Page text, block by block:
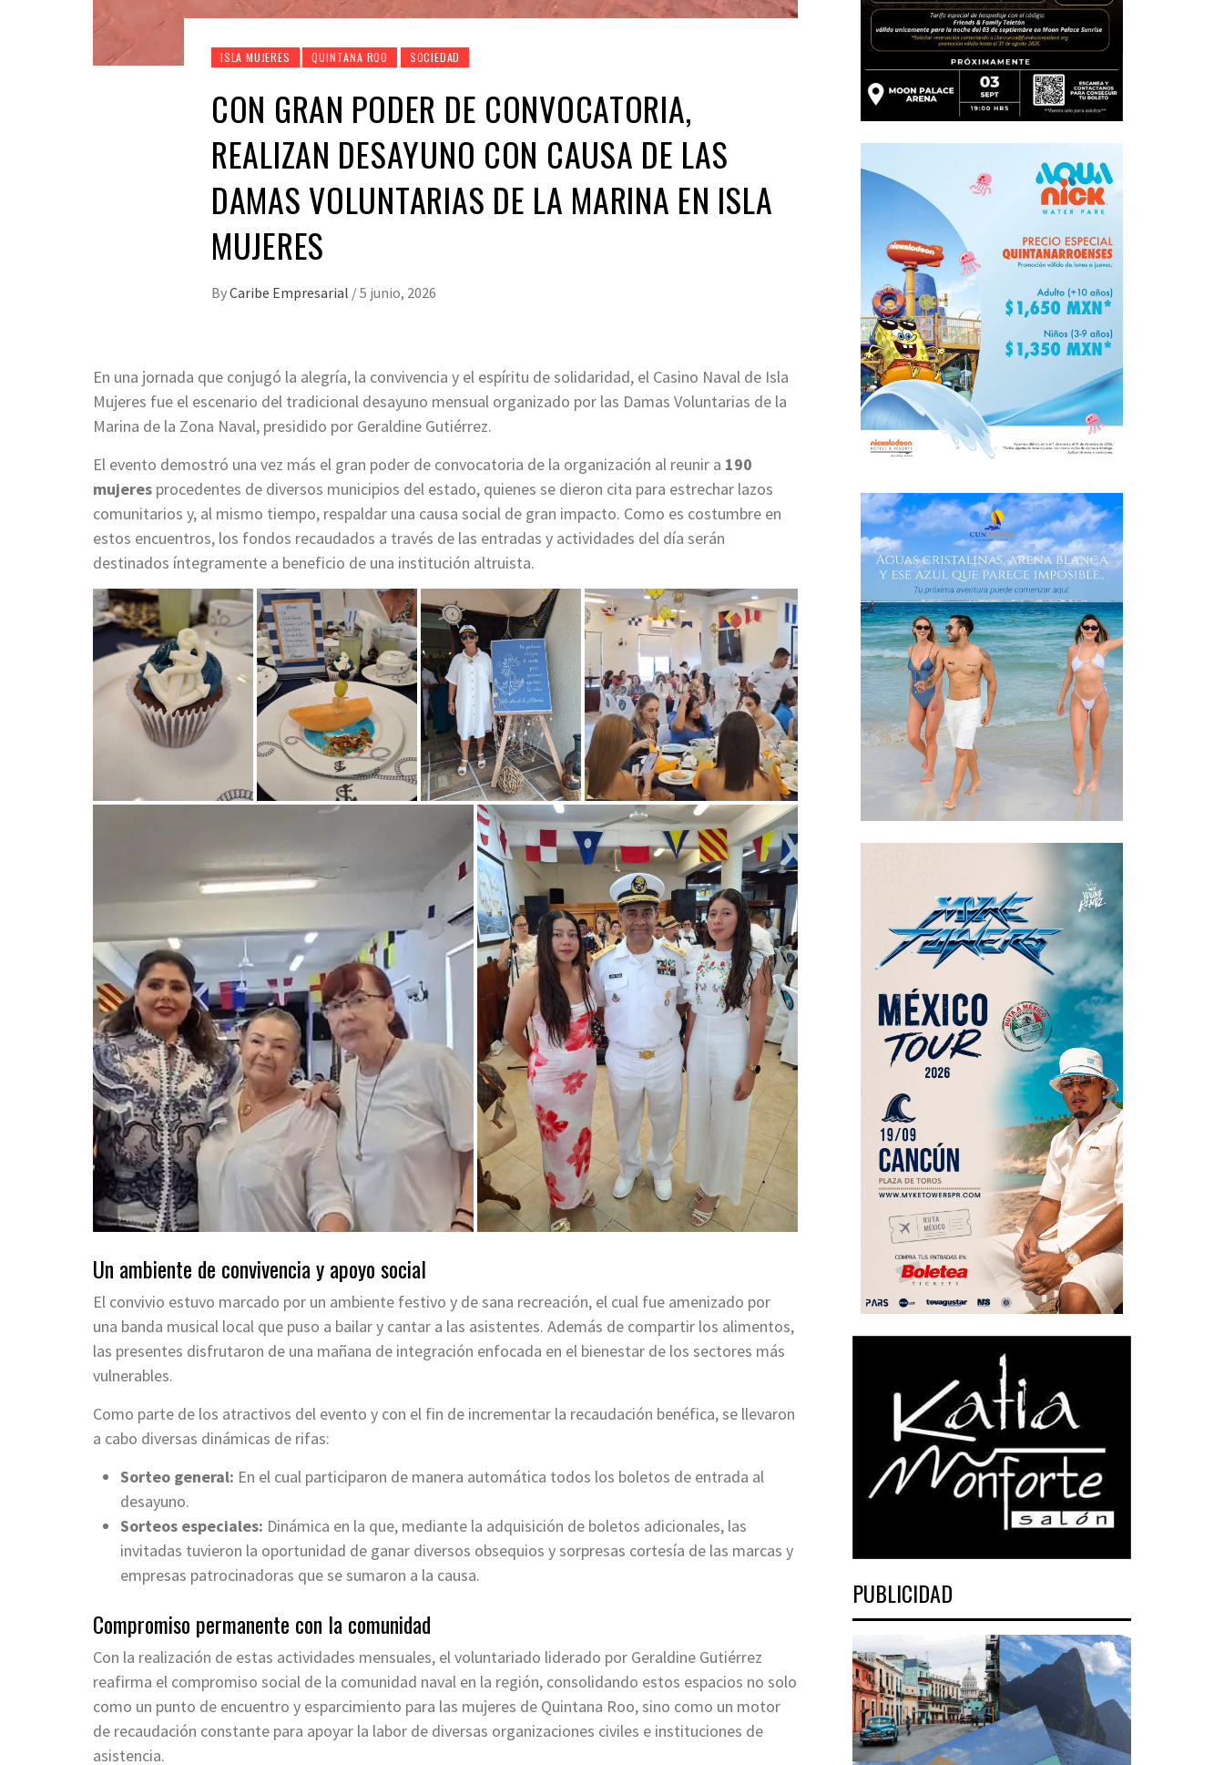
ISLA MUJERES QUINTANA ROO SOCIEDAD
CON GRAN PODER DE CONVOCATORIA,
REALIZAN DESAYUNO CON CAUSA DE LAS
DAMAS VOLUNTARIAS DE LA MARINA EN ISLA
MUJERES
ByCaribe Empresarial /5 junio, 2026
En una jornada que conjugó la alegría, la convivencia y el espíritu de solidaridad, el Casino Naval de Isla
Mujeres fue el escenario del tradicional desayuno mensual organizado por las Damas Voluntarias de la
Marina de la Zona Naval, presidido por Geraldine Gutiérrez.
El evento demostró una vez más el gran poder de convocatoria de la organización al reunir a 190
mujeres procedentes de diversos municipios del estado, quienes se dieron cita para estrechar lazos
comunitarios y, al mismo tiempo, respaldar una causa social de gran impacto. Como es costumbre en
estos encuentros, los fondos recaudados a través de las entradas y actividades del día serán
destinados íntegramente a beneficio de una institución altruista.
Un ambiente de convivencia y apoyo social
El convivio estuvo marcado por un ambiente festivo y de sana recreación, el cual fue amenizado por
una banda musical local que puso a bailar y cantar a las asistentes. Además de compartir los alimentos,
las presentes disfrutaron de una mañana de integración enfocada en el bienestar de los sectores más
vulnerables.
Como parte de los atractivos del evento y con el fin de incrementar la recaudación benéfica, se llevaron
a cabo diversas dinámicas de rifas:
Sorteo general: En el cual participaron de manera automática todos los boletos de entrada al
desayuno.
Sorteos especiales: Dinámica en la que, mediante la adquisición de boletos adicionales, las
invitadas tuvieron la oportunidad de ganar diversos obsequios y sorpresas cortesía de las marcas y
empresas patrocinadoras que se sumaron a la causa.
Compromiso permanente con la comunidad
Con la realización de estas actividades mensuales, el voluntariado liderado por Geraldine Gutiérrez
reafirma el compromiso social de la comunidad naval en la región, consolidando estos espacios no solo
como un punto de encuentro y esparcimiento para las mujeres de Quintana Roo, sino como un motor
de recaudación constante para apoyar la labor de diversas organizaciones civiles e instituciones de
asistencia.
PUBLICIDAD